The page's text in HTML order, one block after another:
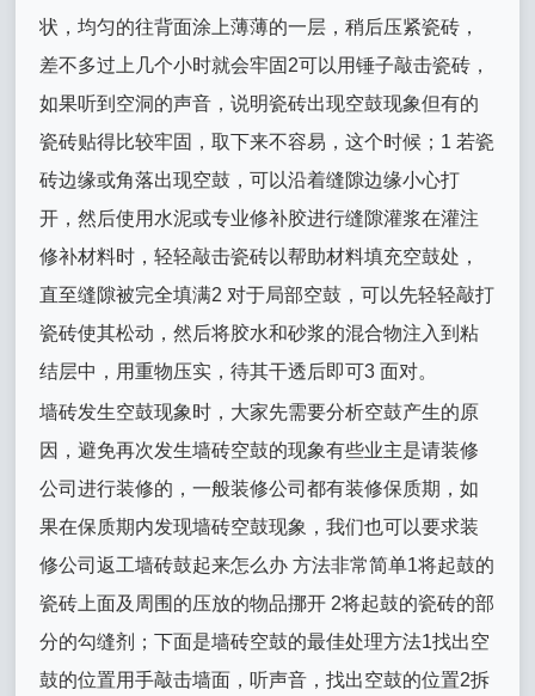
状，均匀的往背面涂上薄薄的一层，稍后压紧瓷砖，
差不多过上几个小时就会牢固2可以用锤子敲击瓷砖，
如果听到空洞的声音，说明瓷砖出现空鼓现象但有的
瓷砖贴得比较牢固，取下来不容易，这个时候；1 若瓷
砖边缘或角落出现空鼓，可以沿着缝隙边缘小心打
开，然后使用水泥或专业修补胶进行缝隙灌浆在灌注
修补材料时，轻轻敲击瓷砖以帮助材料填充空鼓处，
直至缝隙被完全填满2 对于局部空鼓，可以先轻轻敲打
瓷砖使其松动，然后将胶水和砂浆的混合物注入到粘
结层中，用重物压实，待其干透后即可3 面对。
墙砖发生空鼓现象时，大家先需要分析空鼓产生的原
因，避免再次发生墙砖空鼓的现象有些业主是请装修
公司进行装修的，一般装修公司都有装修保质期，如
果在保质期内发现墙砖空鼓现象，我们也可以要求装
修公司返工墙砖鼓起来怎么办 方法非常简单1将起鼓的
瓷砖上面及周围的压放的物品挪开 2将起鼓的瓷砖的部
分的勾缝剂；下面是墙砖空鼓的最佳处理方法1找出空
鼓的位置用手敲击墙面，听声音，找出空鼓的位置2拆